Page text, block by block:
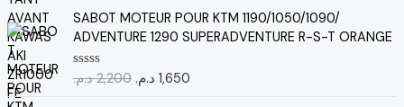
é
t
i
s
t
:
e
0
s
u
r
5
SABOT MOTEUR POUR KTM 1190/1050/1090/
ADVENTURE 1290 SUPERADVENTURE R-S-T ORANGE
N
o
2,200 د.م.
L
e
i
1,650 د.م.
L
e
i